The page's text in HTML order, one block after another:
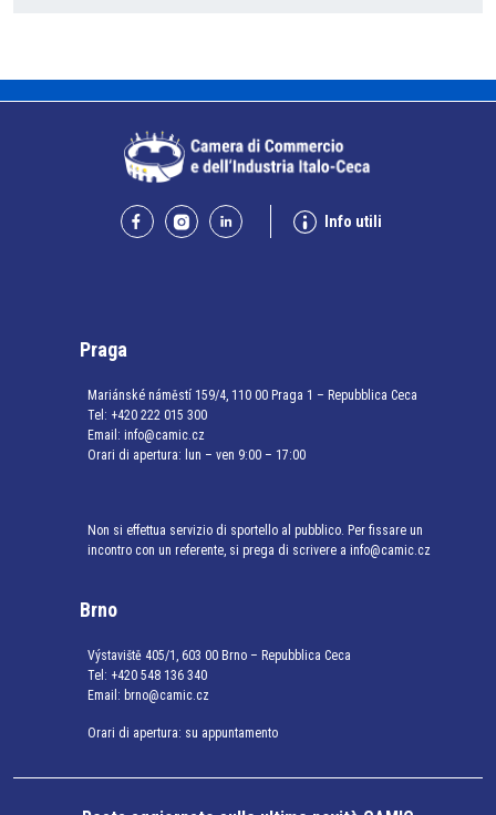
Info utili
Praga
Mariánské náměstí 159/4, 110 00 Praga 1 – Repubblica Ceca
Tel: +420 222 015 300
Email: info@camic.cz
Orari di apertura: lun – ven 9:00 – 17:00
Non si effettua servizio di sportello al pubblico. Per fissare un
incontro con un referente, si prega di scrivere a info@camic.cz
Brno
Výstaviště 405/1, 603 00 Brno – Repubblica Ceca
Tel: +420 548 136 340
Email: brno@camic.cz
Orari di apertura: su appuntamento